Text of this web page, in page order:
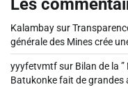
Les
Kalambaysur
générale des Mines crée
yyyfetvmtfsur Bilan de la ”
Batukonke fait de grandes